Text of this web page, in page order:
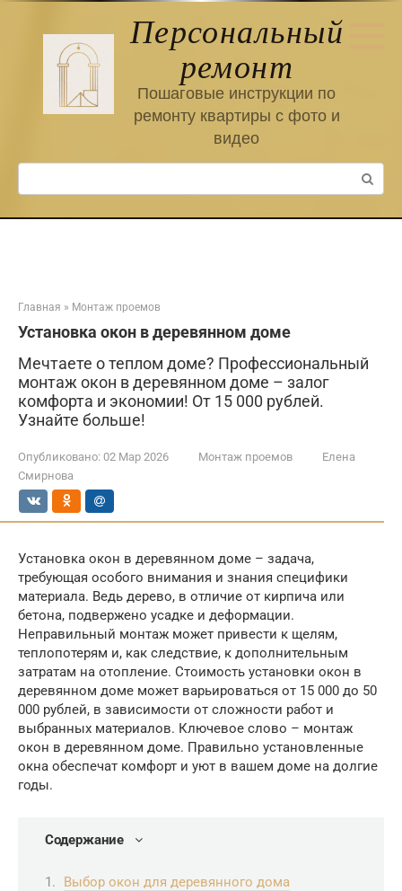
Персональный
ремонт
Пошаговые инструкции по
ремонту квартиры с фото и
видео
Поиск:
Главная » Монтаж проемов
Установка окон в деревянном доме
Мечтаете о теплом доме? Профессиональный
монтаж окон в деревянном доме – залог
комфорта и экономии! От 15 000 рублей.
Узнайте больше!
Опубликовано: 02 Мар 2026 Монтаж проемов
Елена
Смирнова
Установка окон в деревянном доме – задача,
требующая особого внимания и знания специфики
материала. Ведь дерево, в отличие от кирпича или
бетона, подвержено усадке и деформации.
Неправильный монтаж может привести к щелям,
теплопотерям и, как следствие, к дополнительным
затратам на отопление. Стоимость установки окон в
деревянном доме может варьироваться от 15 000 до 50
000 рублей, в зависимости от сложности работ и
выбранных материалов. Ключевое слово – монтаж
окон в деревянном доме. Правильно установленные
окна обеспечат комфорт и уют в вашем доме на долгие
годы.
Содержание
Выбор окон для деревянного дома